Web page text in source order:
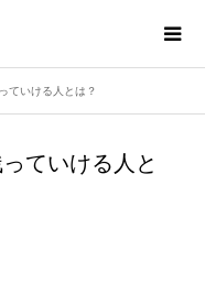
ていける人とは？
ていける人と